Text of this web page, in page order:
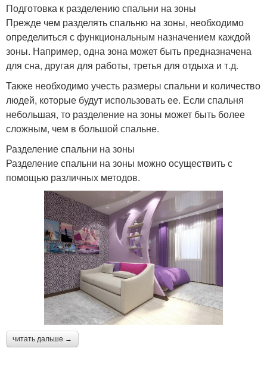
Подготовка к разделению спальни на зоны
Прежде чем разделять спальню на зоны, необходимо
определиться с функциональным назначением каждой
зоны. Например, одна зона может быть предназначена
для сна, другая для работы, третья для отдыха и т.д.
Также необходимо учесть размеры спальни и количество
людей, которые будут использовать ее. Если спальня
небольшая, то разделение на зоны может быть более
сложным, чем в большой спальне.
Разделение спальни на зоны
Разделение спальни на зоны можно осуществить с
помощью различных методов.
читать дальше →